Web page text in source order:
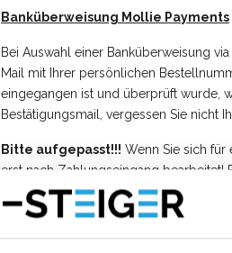
Banküberweisung Mollie Payments
Bei Auswahl einer Banküberweisung
Mail mit Ihrer persönlichen
eingegangen ist und überprüft wurde,
Bestätigungsmail, vergessen Sie nicht
Bitte aufgepasst!!! Wenn Sie sich für
erst nach Zahlungseingang
von 1 bis 3 Werktagen einzuplanen.